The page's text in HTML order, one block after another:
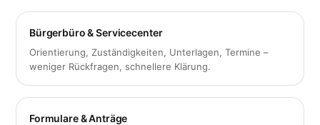
Bürgerbüro & Servicecenter
Orientierung, Zuständigkeiten, Unterlagen, Termine –
weniger Rückfragen, schnellere Klärung.
Formulare & Anträge